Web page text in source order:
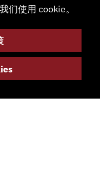
们使用 cookie。